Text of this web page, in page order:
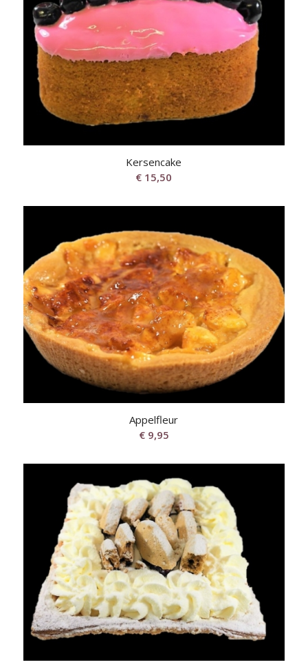
Kersencake
€ 15,50
Appelfleur
€9,95